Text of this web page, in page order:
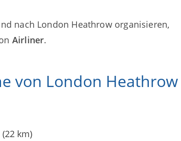
nach London Heathrow organisieren,
Airliner.
von London Heathrow
(22 km)